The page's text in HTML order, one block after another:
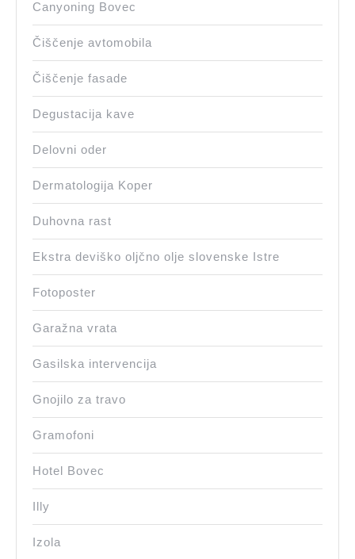
Canyoning Bovec
Čiščenje avtomobila
Čiščenje fasade
Degustacija kave
Delovni oder
Dermatologija Koper
Duhovna rast
Ekstra deviško oljčno olje slovenske Istre
Fotoposter
Garažna vrata
Gasilska intervencija
Gnojilo za travo
Gramofoni
Hotel Bovec
Illy
Izola